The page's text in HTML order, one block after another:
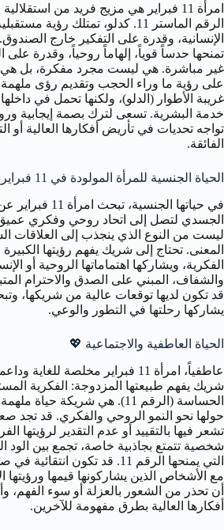
امرأة 11 فبراير هي مزيج فريد من
الرقم الماستر 11. كدلو، تمتلك رؤية
تمنحها حدساً قوياً، إلهاماً روحياً، وقدرة على
غير مباشرة. هي ليست مجرد مفكرة، بل هي
على رؤية ما وراء الحجب وتقديم رؤى ملهمة.
غريبة الأطوار (الدلو)، ولكنها تحمل في
خدمة البشرية. تسعى لترك بصمة إيجابية
تواجه تحديات في تأريض أفكارها العالية أو
الفائقة.
الحياة الجنسية للمرأة المولودة في 11 فبراير
في حياتها
ليست من النوع الذي ينجذب إلى العلاقات
المعنى. تحتاج إلى شريك يفهم رؤيتها الكبيرة
الفكرية، ويشاركها اهتماماتها الروحية أو
والشفاف، المبني على الصدق والاحترام
قد تكون لديها توقعات عالية من شريكها،
يشاركها رحلتها في التطور والوعي.
الحياة العاطفية والاجتماعية 💖
عاطفياً، امرأة 11 فبراير مخلصة
شريك يفهم طبيعتها المزدوجة: الفكرية
الحساسة (الرقم 11). هي شريكة
حولها نحو النمو الروحي والفكري. قد تجد
تشعر فيها بالتقييد أو عدم التقدير لرؤيتها
شخصية تتمتع بجاذبية خاصة، تجمع بين الود
التي يمنحها الرقم 11. قد تكون
مع الأشخاص الذين يشاركونها قيمها ورؤيتها
أن تحذر من الشعور بالعزلة أو سوء الفهم،
أفكارها العالية بطرق مفهومة للآخرين.